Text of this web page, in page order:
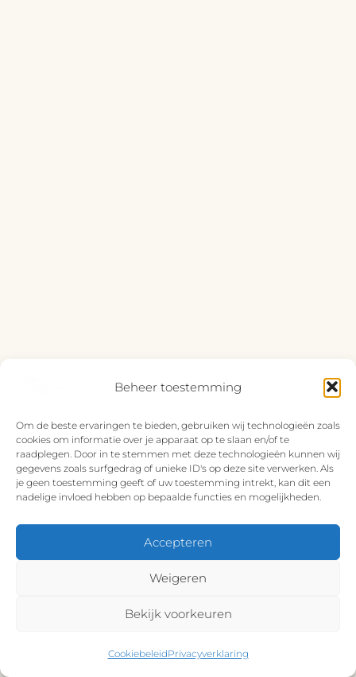
Beheer toestemming
Om de beste ervaringen te bieden, gebruiken wij technologieën zoals
cookies om informatie over je apparaat op te slaan en/of te
raadplegen. Door in te stemmen met deze technologieën kunnen wij
gegevens zoals surfgedrag of unieke ID's op deze site verwerken. Als
je geen toestemming geeft of uw toestemming intrekt, kan dit een
nadelige invloed hebben op bepaalde functies en mogelijkheden.
Accepteren
Weigeren
Bekijk voorkeuren
CookiebeleidPrivacyverklaring